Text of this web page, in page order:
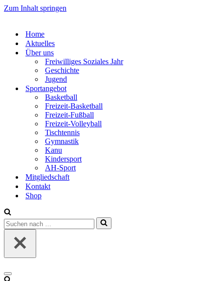
Zum Inhalt springen
Home
Aktuelles
Über uns
Freiwilliges Soziales Jahr
Geschichte
Jugend
Sportangebot
Basketball
Freizeit-Basketball
Freizeit-Fußball
Freizeit-Volleyball
Tischtennis
Gymnastik
Kanu
Kindersport
AH-Sport
Mitgliedschaft
Kontakt
Shop
Suchen
nach …
Navigationsmenü